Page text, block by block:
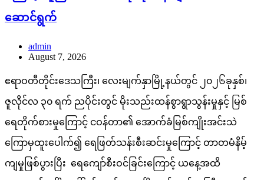
ဆောင်ရွက်
admin
August 7, 2026
ဧရာဝတီတိုင်းဒေသကြီး၊ လေးမျက်နှာမြို့နယ်တွင် ၂၀၂၆ခုနှစ်၊
ဇူလိုင်လ ၃၀ ရက် ညပိုင်းတွင် မိုးသည်းထန်စွာရွာသွန်းမှုနှင့် မြစ်
ရေတိုက်စားမှုကြောင့် ငဝန်တာ၏ အောက်ခံမြစ်ကျိုးအင်းသဲ
ကြောမှထူးပေါက်၍ ရေဖြတ်သန်းစီးဆင်းမှုကြောင့် တာတမံနိမ့်
ကျမှုဖြစ်ပွားပြီး ရေကျော်စီးဝင်ခြင်းကြောင့် ယနေ့အထိ